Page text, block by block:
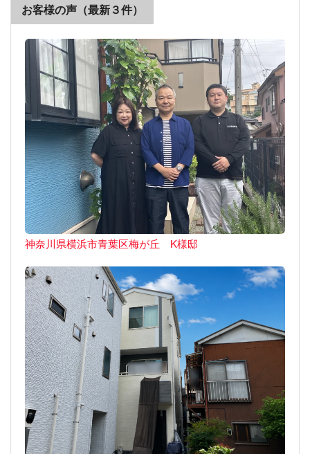
お客様の声（最新３件）
神奈川県横浜市青葉区梅が丘 K様邸